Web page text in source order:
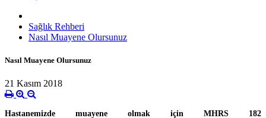
Sağlık Rehberi
Nasıl Muayene Olursunuz
Nasıl Muayene Olursunuz
21 Kasım 2018
Hastanemizde muayene olmak için MHRS 182